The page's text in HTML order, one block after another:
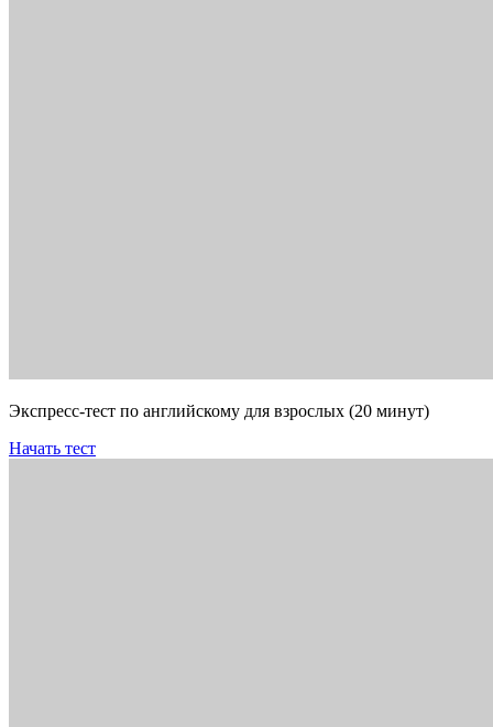
Экспресс-тест по английскому для взрослых (20 минут)
Начать тест